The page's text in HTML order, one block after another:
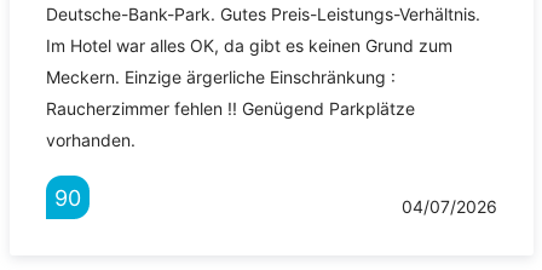
Deutsche-Bank-Park. Gutes Preis-Leistungs-Verhältnis.
Im Hotel war alles OK, da gibt es keinen Grund zum
Meckern. Einzige ärgerliche Einschränkung :
Raucherzimmer fehlen !! Genügend Parkplätze
vorhanden.
90 04/07/2026